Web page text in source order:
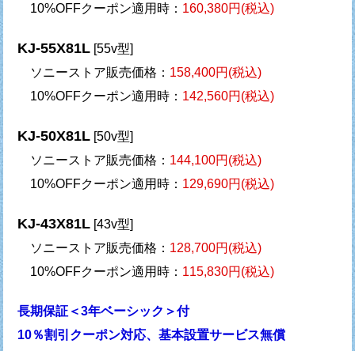
10%OFFクーポン適用時： 160,380円(税込)
KJ-55X81L[55v型]
ソニーストア販売価格： 158,400円(税込)
10%OFFクーポン適用時： 142,560円(税込)
KJ-50X81L[50v型]
ソニーストア販売価格： 144,100円(税込)
10%OFFクーポン適用時： 129,690円(税込)
KJ-43X81L[43v型]
ソニーストア販売価格： 128,700円(税込)
10%OFFクーポン適用時： 115,830円(税込)
長期保証＜3年ベーシック＞付
10％割引クーポン対応、基本設置サービス無償